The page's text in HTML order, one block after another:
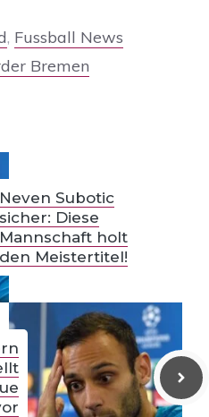
, Fussball News
Bremen
Neven Subotic
sicher: Diese
Mannschaft holt
den Meistertitel!